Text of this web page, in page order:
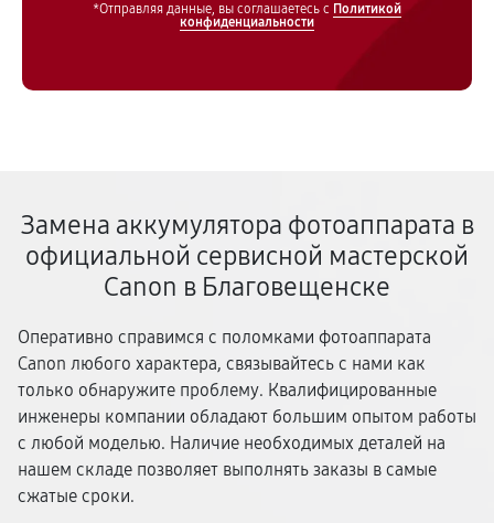
*Отправляя данные, вы соглашаетесь с Политикой
конфиденциальности
Замена аккумулятора фотоаппарата в
официальной сервисной мастерской
Canon в Благовещенске
Оперативно справимся с поломками фотоаппарата
Canon любого характера, связывайтесь с нами как
только обнаружите проблему. Квалифицированные
инженеры компании обладают большим опытом работы
с любой моделью. Наличие необходимых деталей на
нашем складе позволяет выполнять заказы в самые
сжатые сроки.